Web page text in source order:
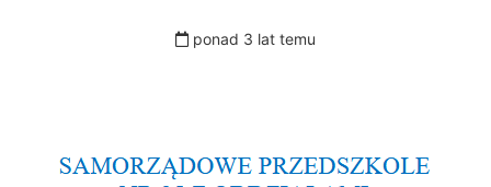
ponad 3 lat temu